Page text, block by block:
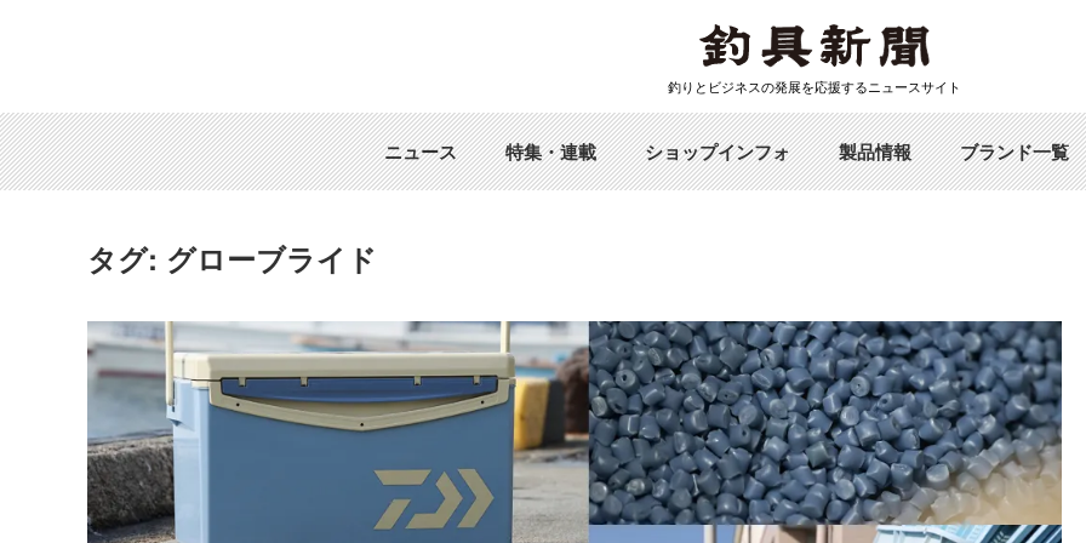
釣りとビジネスの発展を応援するニュースサイト
ニュース 特集・連載 ショップインフォ 製品情報 ブランド一覧
タグ: グローブライド